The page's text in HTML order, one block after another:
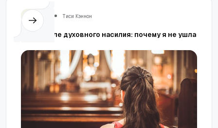
Тиси Кэннон
Вера после духовного насилия: почему я не ушла